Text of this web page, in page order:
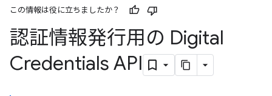
この情報は役に立ちましたか？
認証情報発行用の Digital
Credentials API